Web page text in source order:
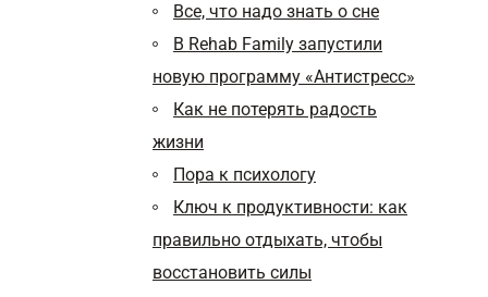
Все, что надо знать о сне
В Rehab Family запустили
новую программу «Антистресс»
Как не потерять радость
жизни
Пора к психологу
Ключ к продуктивности: как
правильно отдыхать, чтобы
восстановить силы